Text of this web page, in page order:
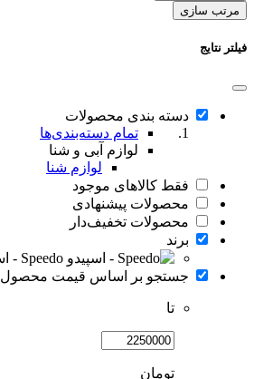
مرتب سازی
فیلتر نتایج
دسته بندی محصولات
تمام دسته‌بندی‌ها
لوازم آبی و شنا
لوازم شنا
فقط کالاهای موجود
محصولات پیشنهادی
محصولات تخفیف‌دار
برند
Speedo - اسپیدو
جستجو بر اساس قیمت محصول
تا
تومان